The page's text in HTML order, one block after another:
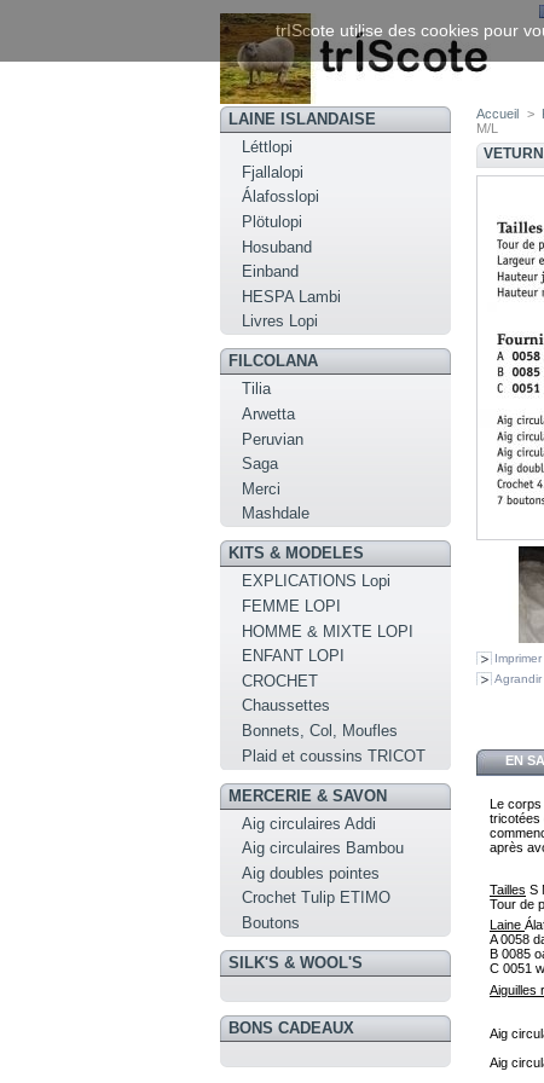
LAINE ISLANDAISE
Léttlopi
Fjallalopi
Álafosslopi
Plötulopi
Hosuband
Einband
HESPA Lambi
Livres Lopi
FILCOLANA
Tilia
Arwetta
Peruvian
Saga
Merci
Mashdale
KITS & MODELES
EXPLICATIONS Lopi
FEMME LOPI
HOMME & MIXTE LOPI
ENFANT LOPI
CROCHET
Chaussettes
Bonnets, Col, Moufles
Plaid et coussins TRICOT
MERCERIE & SAVON
Aig circulaires Addi
Aig circulaires Bambou
Aig doubles pointes
Crochet Tulip ETIMO
Boutons
SILK'S & WOOL'S
BONS CADEAUX
Accueil >
M/L
Imprimer
Agrandir
EN
Le corps
tricotées
après
Tailles S
Tour de
Laine
A 0058
B 0085
C 0051
Aiguilles
Aig
Aig
trIScote utilise des cookies pour